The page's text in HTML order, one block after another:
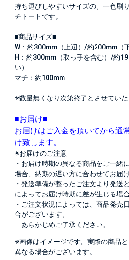
持ち運びしやすいサイズの、一色刷
チトートです。
■商品サイズ■
W：約300mm（上辺）/約200mm（下
H：約300mm（取っ手を含む）/約
い）
マチ：約100mm
※数量無くなり次第終了とさせていた
■お届け■
お届けはご入金を頂いてから通
け致します。
※お届けのご注意
・お届け時期の異なる商品をご一緒
場合、納期の遅い方に合わせてお届
・発送準備が整ったご注文より発送
によってお届け時期に差が生じる場
・ご注文状況によっては、商品発売
合がございます。
あらかじめご了承ください。
※画像はイメージです。実際の商品
異なる場合がございます。